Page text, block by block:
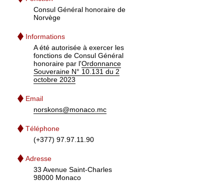
Consul Général honoraire de
Norvège
Informations
A été autorisée à exercer les
fonctions de Consul Général
honoraire par l'Ordonnance
Souveraine N° 10.131 du 2
octobre 2023
Email
norskons@monaco.mc
Téléphone
(+377) 97.97.11.90
Adresse
33 Avenue Saint-Charles
98000 Monaco